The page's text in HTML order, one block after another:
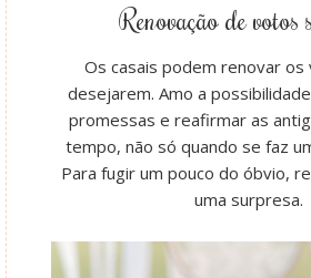
Renovação de votos
Os casais podem renovar os
desejarem. Amo a
promessas e reafirmar as
tempo, não só quando se faz
Para fugir um pouco do óbvio,
uma surpresa.